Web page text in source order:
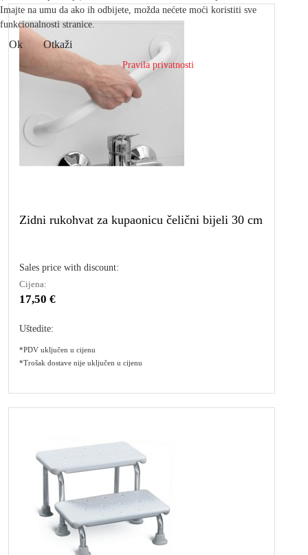
Zidni rukohvat za kupaonicu čelični bijeli 30 cm
Sales price with discount:
Cijena:
17,50 €
Uštedite:
*PDV uključen u cijenu
*Trošak dostave nije uključen u cijenu
Imajte na umu da ako ih odbijete, možda nećete moći koristiti sve
funkcionalnosti stranice.
Ok Otkaži
Pravila privatnosti